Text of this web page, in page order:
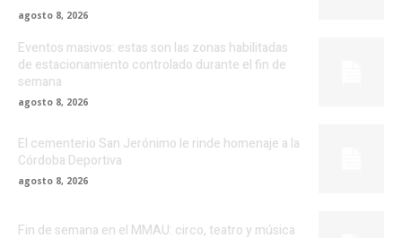
agosto 8, 2026
Eventos masivos: estas son las zonas habilitadas
de estacionamiento controlado durante el fin de
semana
agosto 8, 2026
El cementerio San Jerónimo le rinde homenaje a la
Córdoba Deportiva
agosto 8, 2026
Fin de semana en el MMAU: circo, teatro y música